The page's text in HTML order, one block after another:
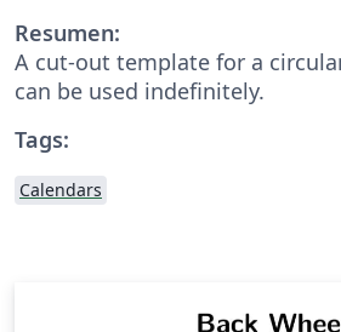
Resumen:
A cut-out template for a
can be used indefinitely.
Tags:
Calendars